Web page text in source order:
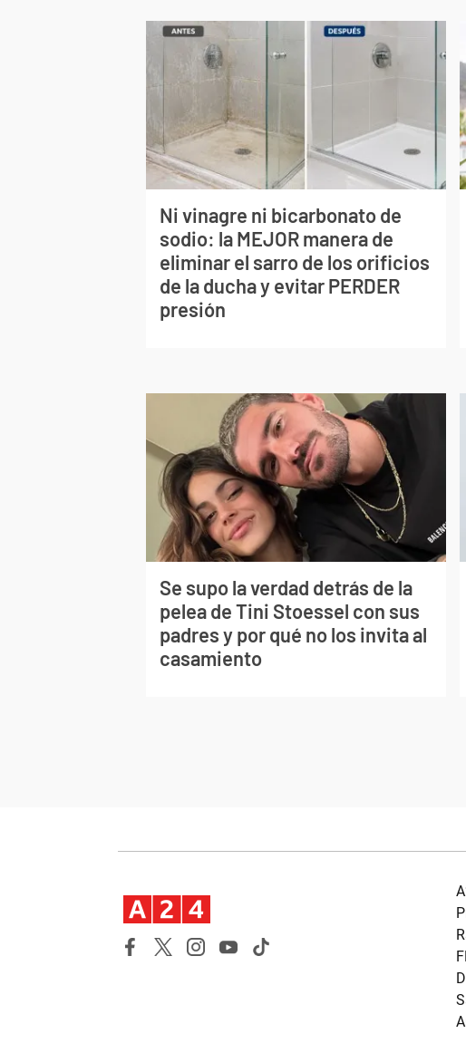
Ni vinagre ni bicarbonato de
sodio: la MEJOR manera de
eliminar el sarro de los orificios
de la ducha y evitar PERDER
presión
Se supo la verdad detrás de la
pelea de Tini Stoessel con sus
padres y por qué no los invita al
casamiento